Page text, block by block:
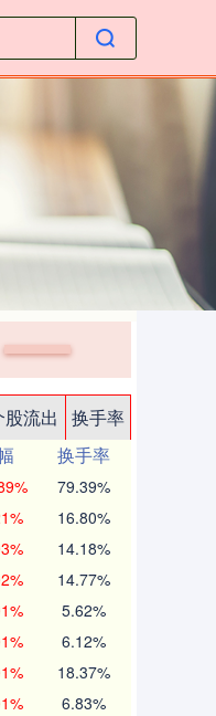
股流出
换手率
换手率
79.39%
16.80%
14.18%
14.77%
5.62%
6.12%
18.37%
6.83%